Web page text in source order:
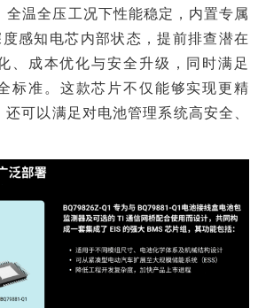
全温全压工况下性能稳定，内置专属
感知电芯内部状态，提前排查潜在
、成本优化与安全升级，同时满足
标准。这款芯片不仅能够实现更精
可以满足对电池管理系统高安全、